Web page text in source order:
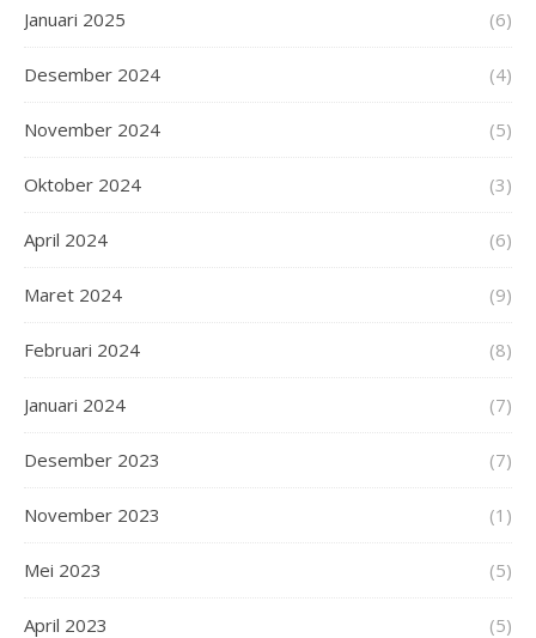
Januari 2025 (6)
Desember 2024 (4)
November 2024 (5)
Oktober 2024 (3)
April 2024 (6)
Maret 2024 (9)
Februari 2024 (8)
Januari 2024 (7)
Desember 2023 (7)
November 2023 (1)
Mei 2023 (5)
April 2023 (5)